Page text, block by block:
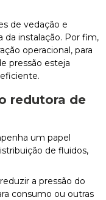
de vedação e
da instalação. Por fim,
operacional, para
pressão esteja
redutora de
um papel
de fluidos,
a pressão do
consumo ou outras